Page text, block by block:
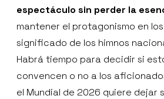
espectáculo sin perder la
mantener el protagonismo en
significado de los himnos
Habrá tiempo para decidir si
convencen o no a los
el Mundial de 2026 quiere dejar